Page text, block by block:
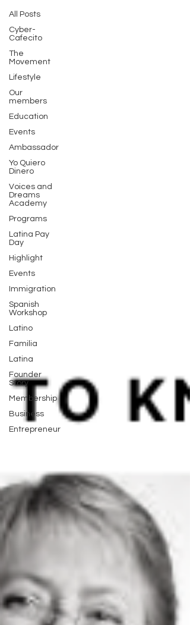
All Posts
Cyber-
Cafecito
The
Movement
Lifestyle
Our
members
Education
Events
Ambassador
Yo Quiero
Dinero
Voices and
Dreams
Academy
Programs
Latina Pay
Day
Highlight
Events
Immigration
Spanish
Workshop
Latino
Familia
Latina
Founder
Story
Membership
Business
Entrepreneur